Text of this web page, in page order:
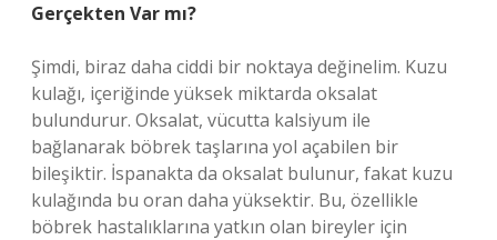
Gerçekten Var mı?
Şimdi, biraz daha ciddi bir noktaya değinelim. Kuzu
kulağı, içeriğinde yüksek miktarda oksalat
bulundurur. Oksalat, vücutta kalsiyum ile
bağlanarak böbrek taşlarına yol açabilen bir
bileşiktir. İspanakta da oksalat bulunur, fakat kuzu
kulağında bu oran daha yüksektir. Bu, özellikle
böbrek hastalıklarına yatkın olan bireyler için